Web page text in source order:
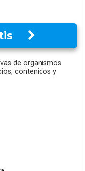
de organismos
contenidos y